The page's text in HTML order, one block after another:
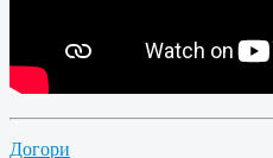
Догори